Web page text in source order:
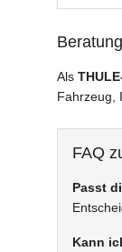
Als
Fahrzeug,
FAQ
Passt
Kann